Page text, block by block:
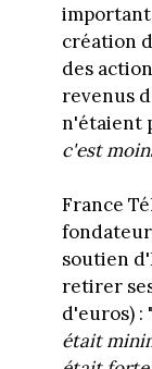
création
des
revenus
n'étaient
c'est
France
soutien
retirer
d'euros) : "
était